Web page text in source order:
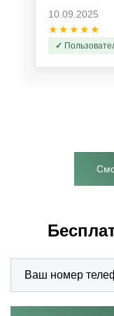
10.09.2025
★★★★★